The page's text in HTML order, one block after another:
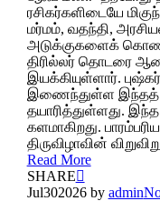
ரசிகர்களிடையே
மர்மம், வதந்தி,
அடுக்குகளைக்
திரில்லர் தொடரை
இயக்கியுள்ளார்.
இணைந்துள்ள இந்தத்
தயாரித்துள்ளது.
களமாகிறது.
திருவிழாவின்
Read More
SHARE
Jul302026by admin